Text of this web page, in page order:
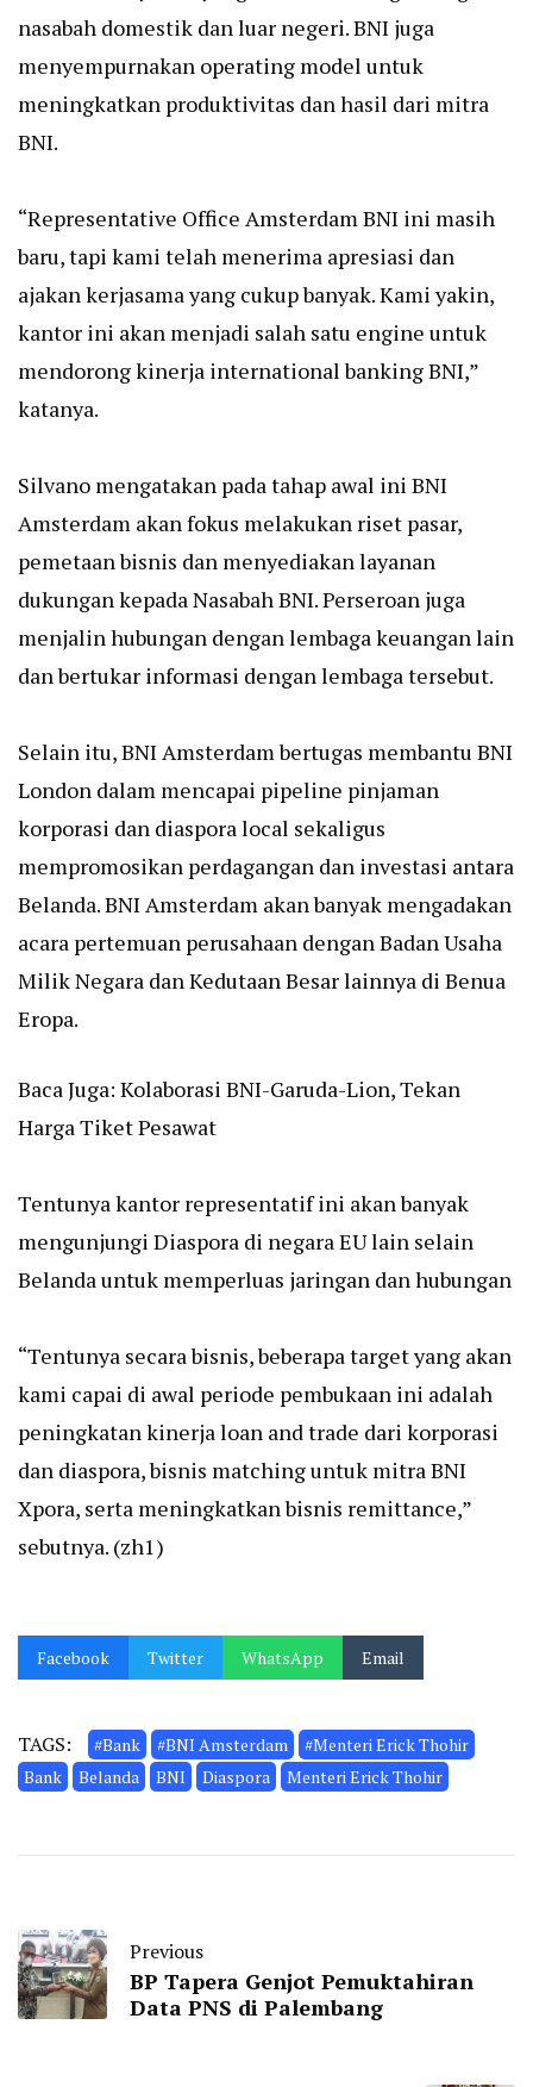
nasabah domestik dan luar negeri. BNI juga
menyempurnakan operating model untuk
meningkatkan produktivitas dan hasil dari mitra
BNI.
“Representative Office Amsterdam BNI ini masih
baru, tapi kami telah menerima apresiasi dan
ajakan kerjasama yang cukup banyak. Kami yakin,
kantor ini akan menjadi salah satu engine untuk
mendorong kinerja international banking BNI,”
katanya.
Silvano mengatakan pada tahap awal ini BNI
Amsterdam akan fokus melakukan riset pasar,
pemetaan bisnis dan menyediakan layanan
dukungan kepada Nasabah BNI. Perseroan juga
menjalin hubungan dengan lembaga keuangan lain
dan bertukar informasi dengan lembaga tersebut.
Selain itu, BNI Amsterdam bertugas membantu BNI
London dalam mencapai pipeline pinjaman
korporasi dan diaspora local sekaligus
mempromosikan perdagangan dan investasi antara
Belanda. BNI Amsterdam akan banyak mengadakan
acara pertemuan perusahaan dengan Badan Usaha
Milik Negara dan Kedutaan Besar lainnya di Benua
Eropa.
Baca Juga: Kolaborasi BNI-Garuda-Lion, Tekan
Harga Tiket Pesawat
Tentunya kantor representatif ini akan banyak
mengunjungi Diaspora di negara EU lain selain
Belanda untuk memperluas jaringan dan hubungan
“Tentunya secara bisnis, beberapa target yang akan
kami capai di awal periode pembukaan ini adalah
peningkatan kinerja loan and trade dari korporasi
dan diaspora, bisnis matching untuk mitra BNI
Xpora, serta meningkatkan bisnis remittance,”
sebutnya. (zh1)
Facebook Twitter WhatsApp Email
TAGS: #Bank #BNI Amsterdam
#Menteri Erick Thohir
Bank
Belanda BNI Diaspora Menteri Erick Thohir
Previous
BP Tapera Genjot Pemuktahiran
Data PNS di Palembang